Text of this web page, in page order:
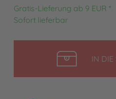
Gratis-Lieferung ab 9 EUR *
Sofort lieferbar
IN DIE